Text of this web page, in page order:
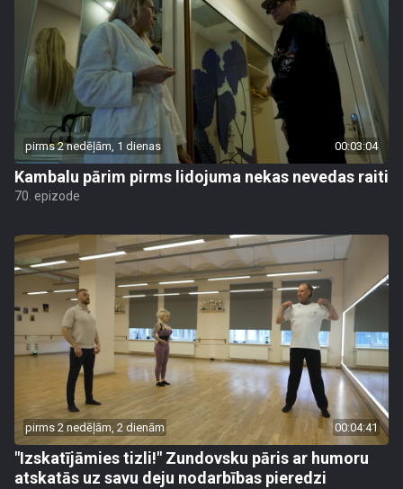
pirms 2 nedēļām, 1 dienas 00:03:04
Kambalu pārim pirms lidojuma nekas nevedas raiti
70. epizode
pirms 2 nedēļām, 2 dienām 00:04:41
"Izskatījāmies tizli!" Zundovsku pāris ar humoru
atskatās uz savu deju nodarbības pieredzi